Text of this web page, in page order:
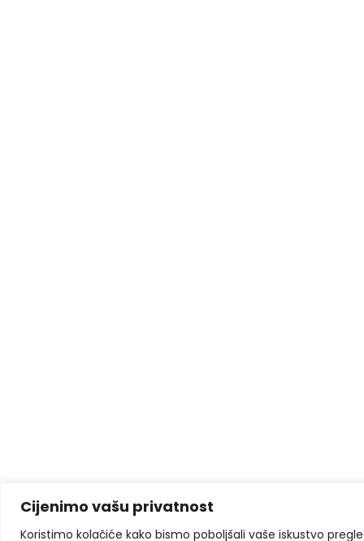
Cijenimo vašu privatnost
Koristimo kolačiće kako bismo poboljšali vaše iskustvo